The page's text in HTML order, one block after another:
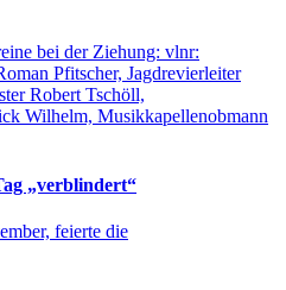
„verblindert“
feierte die